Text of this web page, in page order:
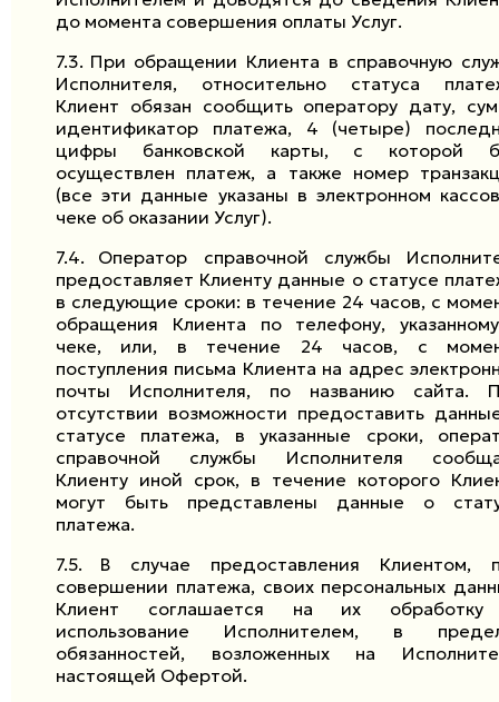
до момента совершения оплаты Услуг.
7.3. При обращении Клиента в справочную
Исполнителя, относительно статуса
Клиент обязан сообщить оператору дату,
идентификатор платежа, 4 (четыре)
цифры банковской карты, с которой
осуществлен платеж, а также номер
(все эти данные указаны в электронном
чеке об оказании Услуг).
7.4.
Оператор справочной службы
предоставляет Клиенту данные о статусе
в следующие сроки: в течение 24 часов, с
обращения Клиента по телефону,
чеке, или, в течение 24 часов, с
поступления письма Клиента на адрес
почты Исполнителя, по названию сайта.
отсутствии возможности предоставить
статусе платежа, в указанные сроки,
справочной службы Исполнителя
Клиенту иной срок, в течение которого
могут быть представлены данные о
платежа.
7.5.
В случае предоставления Клиентом,
совершении платежа, своих персональных
Клиент соглашается на их
использование Исполнителем, в
обязанностей, возложенных на
настоящей Офертой.